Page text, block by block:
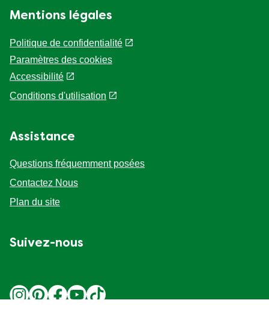
Mentions légales
Politique de confidentialité
Paramètres des cookies
Accessibilité
Conditions d'utilisation
Assistance
Questions fréquemment posées
Contactez Nous
Plan du site
Suivez-nous